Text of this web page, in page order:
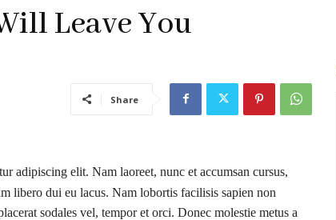
Leave You
Share
adipiscing elit. Nam laoreet, nunc et accumsan cursus,
libero dui eu lacus. Nam lobortis facilisis sapien non
sodales vel, tempor et orci. Donec molestie metus a